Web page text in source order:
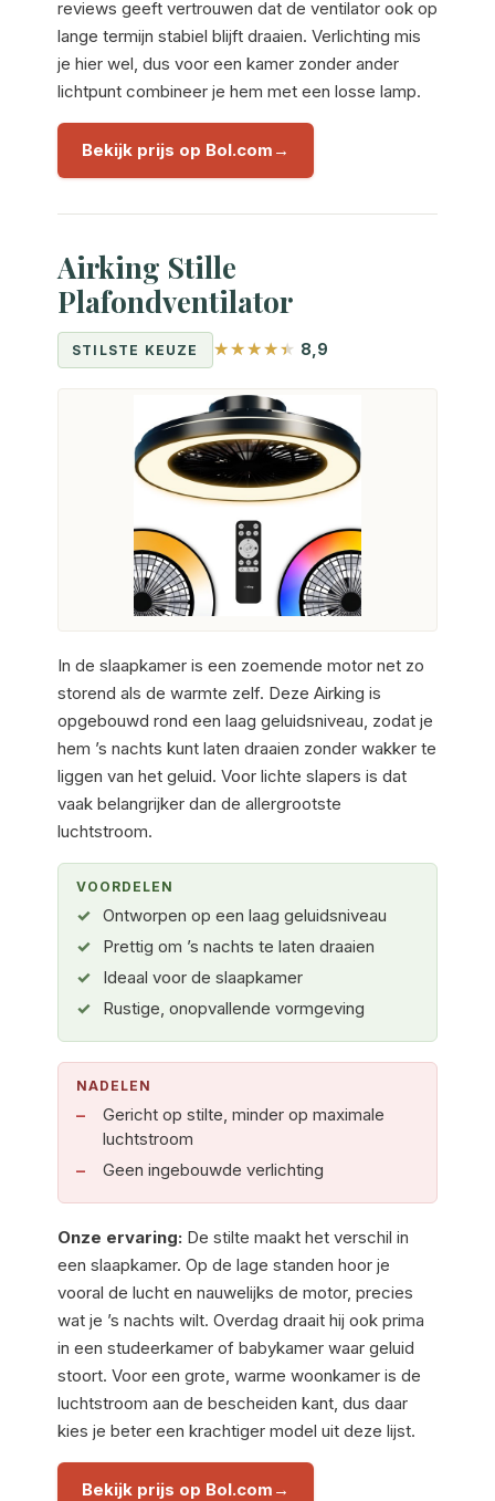
reviews geeft vertrouwen dat de ventilator ook op
lange termijn stabiel blijft draaien. Verlichting mis
je hier wel, dus voor een kamer zonder ander
lichtpunt combineer je hem met een losse lamp.
Bekijk prijs op Bol.com
Airking Stille
Plafondventilator
STILSTE KEUZE 8,9
In de slaapkamer is een zoemende motor net zo
storend als de warmte zelf. Deze Airking is
opgebouwd rond een laag geluidsniveau, zodat je
hem ’s nachts kunt laten draaien zonder wakker te
liggen van het geluid. Voor lichte slapers is dat
vaak belangrijker dan de allergrootste
luchtstroom.
VOORDELEN
Ontworpen op een laag geluidsniveau
Prettig om ’s nachts te laten draaien
Ideaal voor de slaapkamer
Rustige, onopvallende vormgeving
NADELEN
Gericht op stilte, minder op maximale
luchtstroom
Geen ingebouwde verlichting
Onze ervaring: De stilte maakt het verschil in
een slaapkamer. Op de lage standen hoor je
vooral de lucht en nauwelijks de motor, precies
wat je ’s nachts wilt. Overdag draait hij ook prima
in een studeerkamer of babykamer waar geluid
stoort. Voor een grote, warme woonkamer is de
luchtstroom aan de bescheiden kant, dus daar
kies je beter een krachtiger model uit deze lijst.
Bekijk prijs op Bol.com